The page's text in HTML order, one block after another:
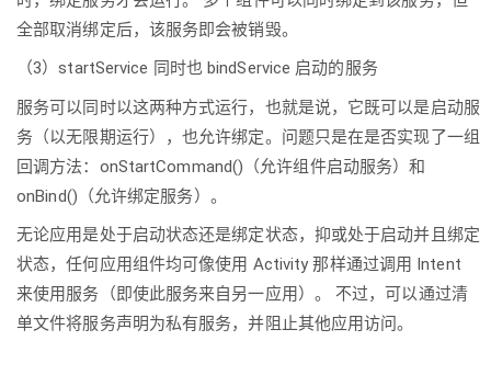
全部取消绑定后，该服务即会被销毁。
（3）startService 同时也 bindService 启动的服务
服务可以同时以这两种方式运行，也就是说，它既可以是启动服
务（以无限期运行），也允许绑定。问题只是在是否实现了一组
回调方法：onStartCommand()（允许组件启动服务）和
onBind()（允许绑定服务）。
无论应用是处于启动状态还是绑定状态，抑或处于启动并且绑定
状态，任何应用组件均可像使用 Activity 那样通过调用 Intent
来使用服务（即使此服务来自另一应用）。 不过，可以通过清
单文件将服务声明为私有服务，并阻止其他应用访问。